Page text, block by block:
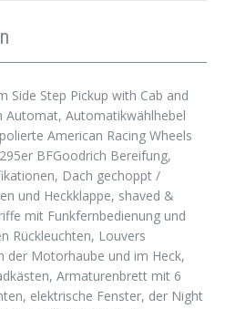
Side Step Pickup with Cab and
Automat, Automatikwählhebel
American Racing Wheels
BFGoodrich Bereifung,
Dach gechoppt /
und Heckklappe, shaved &
mit Funkfernbedienung und
Rückleuchten, Louvers
der Motorhaube und im Heck,
Armaturenbrett mit 6
elektrische Fenster, der Night